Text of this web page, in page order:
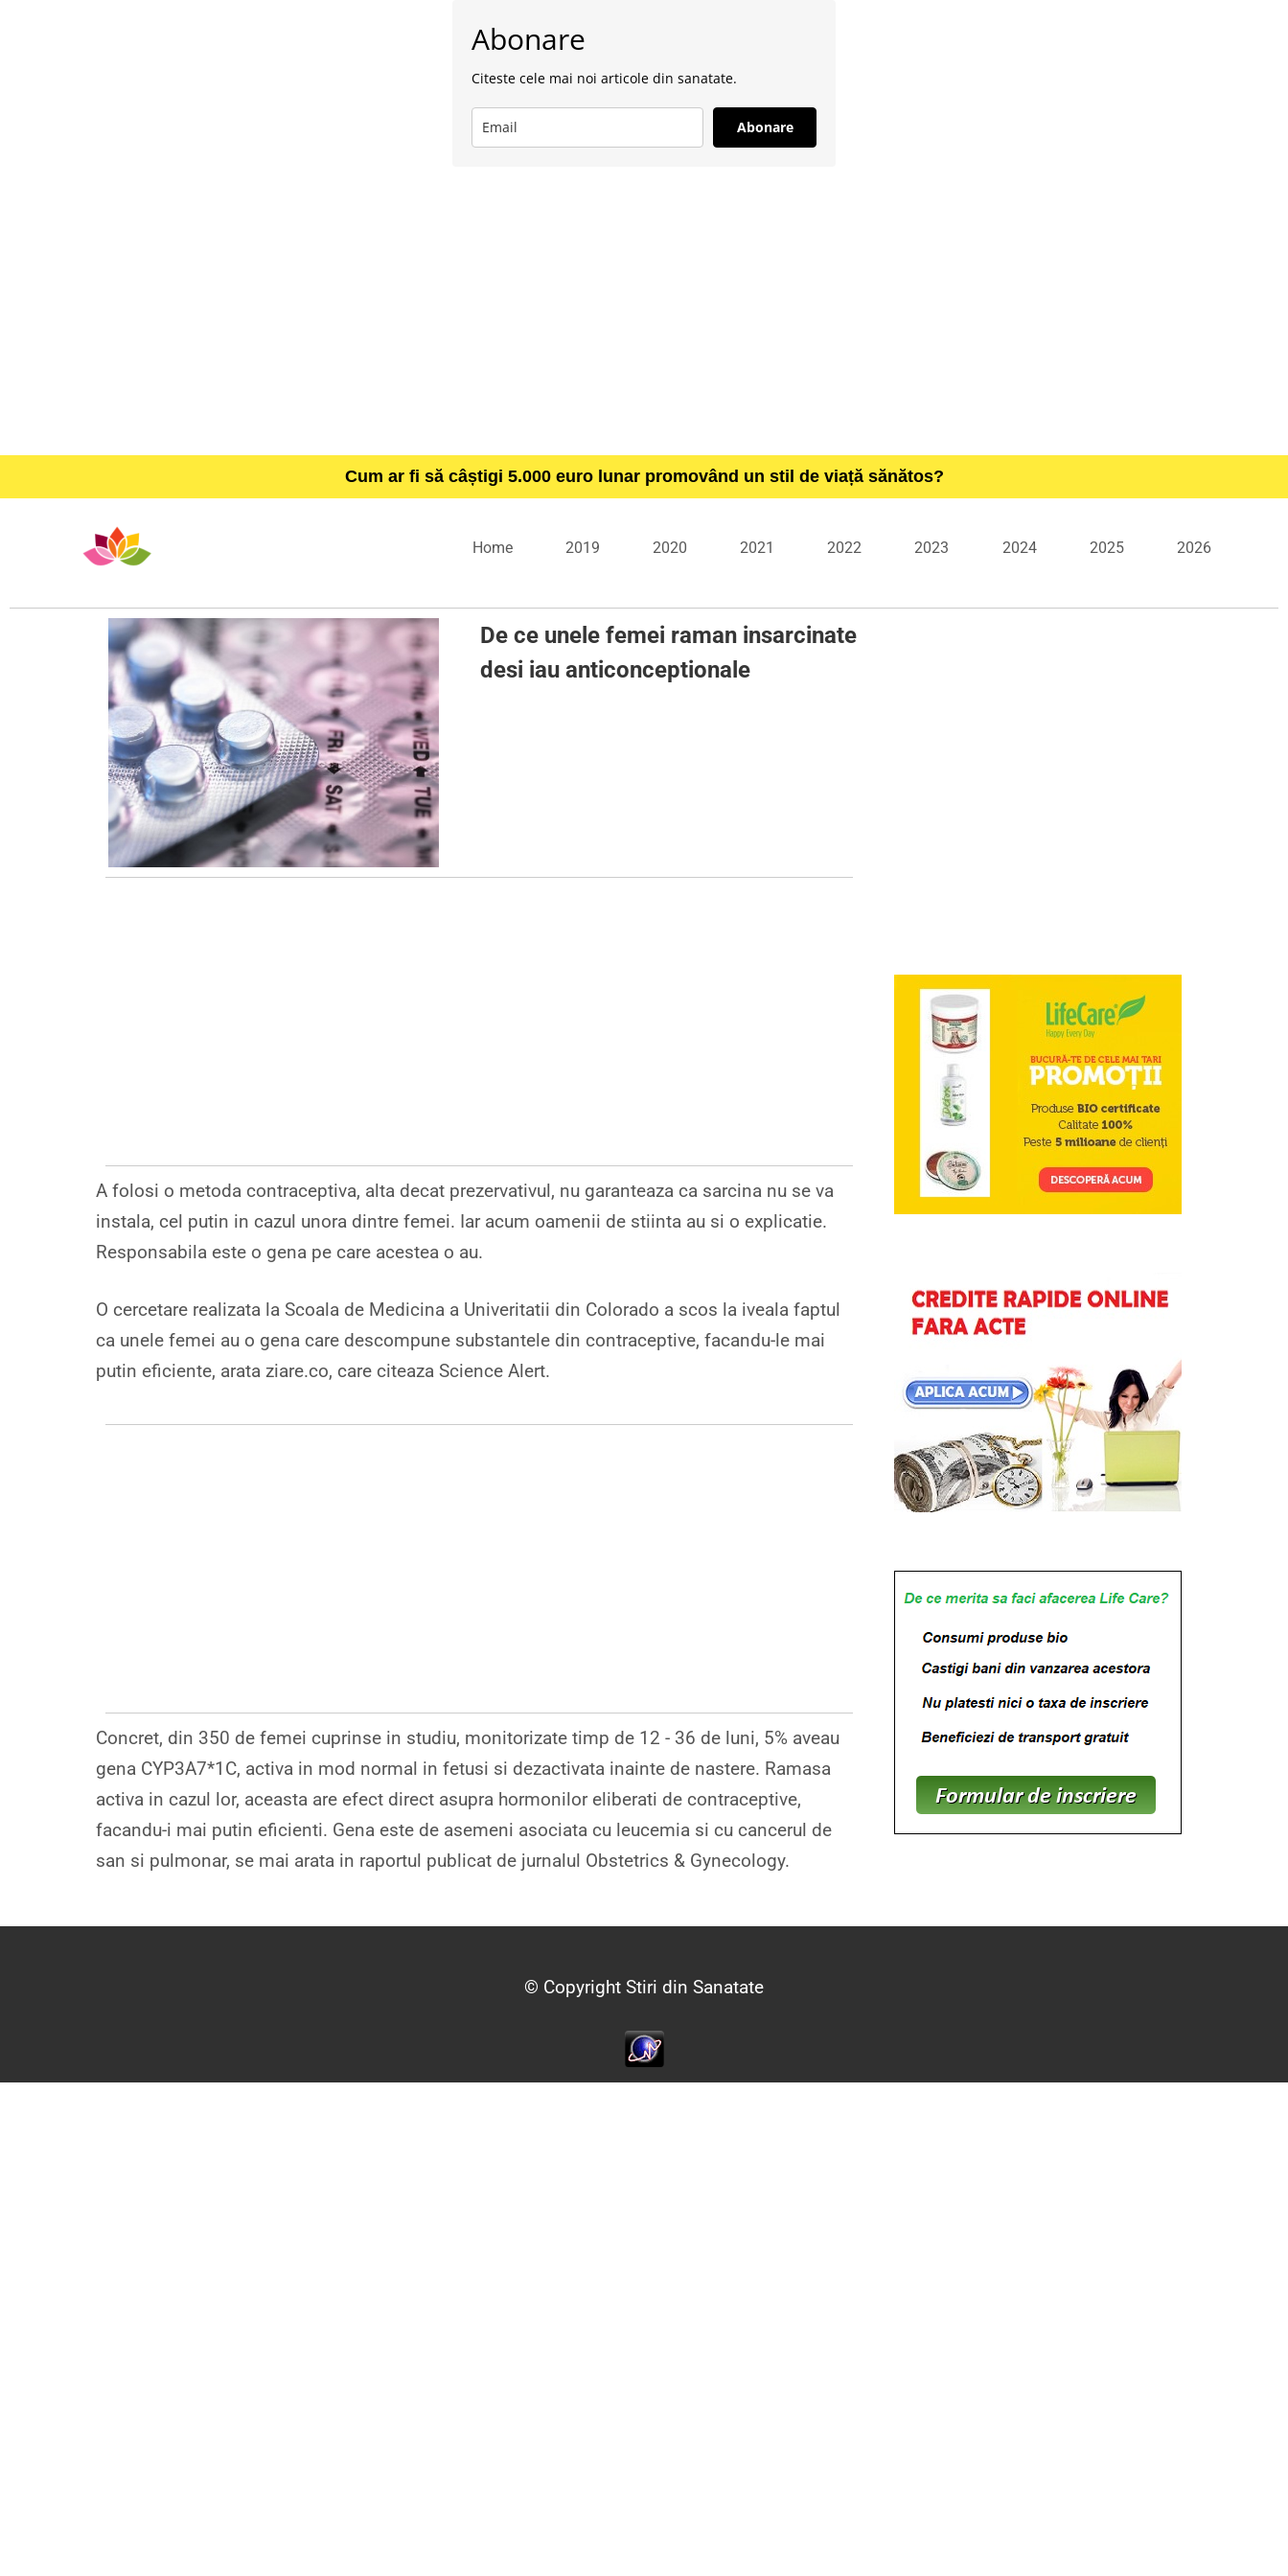
Abonare
Citeste cele mai noi articole din sanatate.
Abonare
Cum ar fi să câștigi 5.000 euro lunar promovând un stil de viață sănătos?
Home 2019 2020 2021 2022 2023 2024 2025 2026
De ce unele femei raman insarcinate
desi iau anticonceptionale
A folosi o metoda contraceptiva, alta decat prezervativul, nu garanteaza ca sarcina nu se va
instala, cel putin in cazul unora dintre femei. Iar acum oamenii de stiinta au si o explicatie.
Responsabila este o gena pe care acestea o au.
O cercetare realizata la Scoala de Medicina a Univeritatii din Colorado a scos la iveala faptul
ca unele femei au o gena care descompune substantele din contraceptive, facandu-le mai
putin eficiente, arata ziare.co, care citeaza Science Alert.
Concret, din 350 de femei cuprinse in studiu, monitorizate timp de 12 - 36 de luni, 5% aveau
gena CYP3A7*1C, activa in mod normal in fetusi si dezactivata inainte de nastere. Ramasa
activa in cazul lor, aceasta are efect direct asupra hormonilor eliberati de contraceptive,
facandu-i mai putin eficienti. Gena este de asemeni asociata cu leucemia si cu cancerul de
san si pulmonar, se mai arata in raportul publicat de jurnalul Obstetrics & Gynecology.
© Copyright Stiri din Sanatate